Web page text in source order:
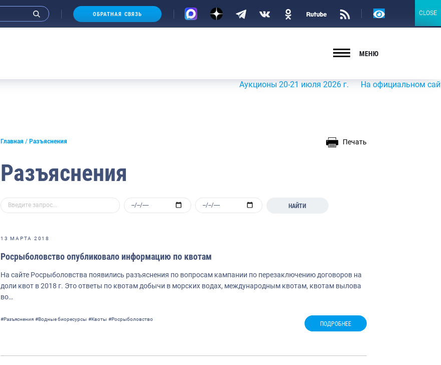
ОБРАТНАЯ СВЯЗЬ
Версия
МЕНЮ
Аукционы 20-21 июля 2026 г. На официальном сайте
Главная Разъяснения Печать
Разъяснения
НАЙТИ
13 МАРТА 2018
Росрыболовство опубликовало информацию по квотам
На сайте Росрыболовства появились разъяснения по вопросам кампании по перезаключению договоров на
доли квот в 2018 г. Это ответы по квотам добычи в морских водах, международным квотам, квотам вылова
во…
#Разъяснения #Водные биоресурсы #Квоты #Росрыболовство
ПОДРОБНЕЕ
CLOSE
CLOSE